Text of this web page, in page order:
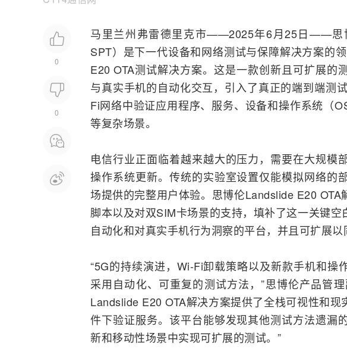
0
0
马里兰州弗雷德里克市——2025年6月25日——思
SPT）是下一代设备和网络测试与保障解决方案的
E20OTA测试解决方案。这是一款创新且可扩展的
与真实手机的自动化交互，引入了真正的端到端测
Fi网络中验证应用程序、服务、设备和操作系统（
等复杂场景。
电信行业正面临着越来越大的压力，需要在大规模
操作系统更新。传统的实验室设置仅能模拟网络的
场提供的完整用户体验。思博伦Landslide E20
脚本以及对双SIM卡场景的支持，填补了这一关键
自动化和对真实手机行为洞察的平台，并且可扩展以
“5G的持续演进，Wi-Fi卸载策略以及新款手机和操
采用自动化、可重复的测试方法，”思博伦产品管
Landslide E20 OTA解决方案提供了全栈可视性和
件下验证服务。该平台能够发现其他测试方法遗漏
新和移动性场景中实现可扩展的测试。”